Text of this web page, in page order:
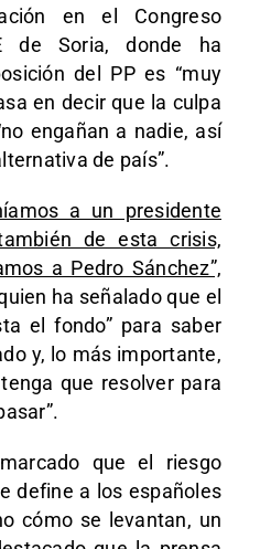
en el Congreso
de Soria, donde ha
del PP es “muy
en decir que la culpa
engañan a nadie, así
de país”.
a un presidente
de esta crisis,
a Pedro Sánchez”,
ha señalado que el
el fondo” para saber
y, lo más importante,
que resolver para
que el riesgo
define a los españoles
cómo se levantan, un